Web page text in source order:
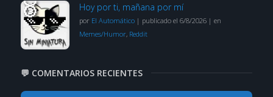
Hoy por ti, mañana por mí
por El Automático| publicado el 6/8/2026| en
Memes/Humor, Reddit
💬 COMENTARIOS RECIENTES